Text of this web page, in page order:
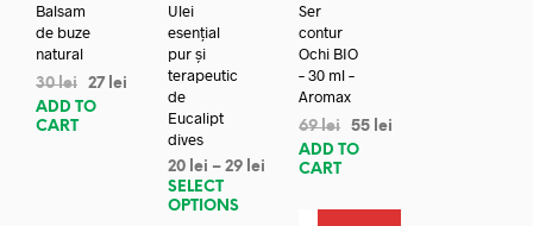
Balsam
de buze
natural
30lei 27 lei
ADD TO
CART
Ulei
esențial
pur și
terapeutic
de
Eucalipt
dives
20 lei – 29 lei
SELECT
OPTIONS
Ser
contur
Ochi BIO
– 30 ml –
Aromax
69lei 55 lei
ADD TO
CART